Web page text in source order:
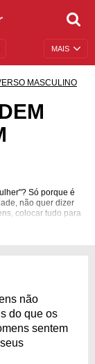
MAIS
MASCULINO
Só porque é
não quer dizer
colocar tudo para
se em mensagens
não
do que os
sentem